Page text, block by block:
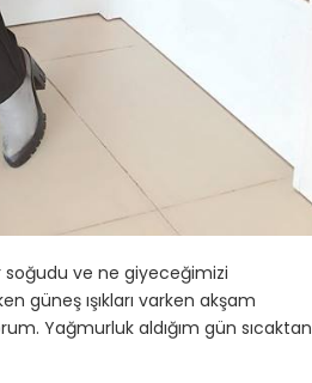
ve ne giyeceğimizi
güneş ışıkları varken akşam
Yağmurluk aldığım gün sıcaktan